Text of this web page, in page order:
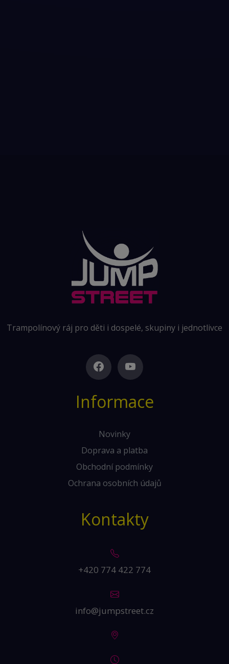
Trampolínový ráj pro děti i dospelé, skupiny i jednotlivce
Informace
Novinky
Doprava a platba
Obchodní podmínky
Ochrana osobních údajů
Kontakty
+420 774 422 774
info@jumpstreet.cz